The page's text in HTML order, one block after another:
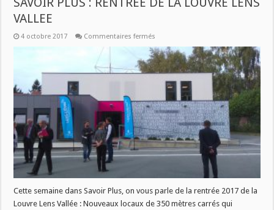
VALLEE
4 octobre 2017 Commentaires fermés
PLUS
:
RENTREE
DE
LOUVRE
LENS
VALLEE
Cette semaine dans Savoir Plus, on vous parle de la rentrée 2017 de la
Louvre Lens Vallée : Nouveaux locaux de 350 mètres carrés qui